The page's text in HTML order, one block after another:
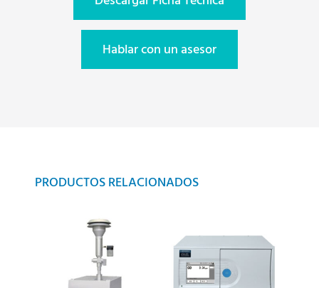
Hablar con un asesor
PRODUCTOS RELACIONADOS